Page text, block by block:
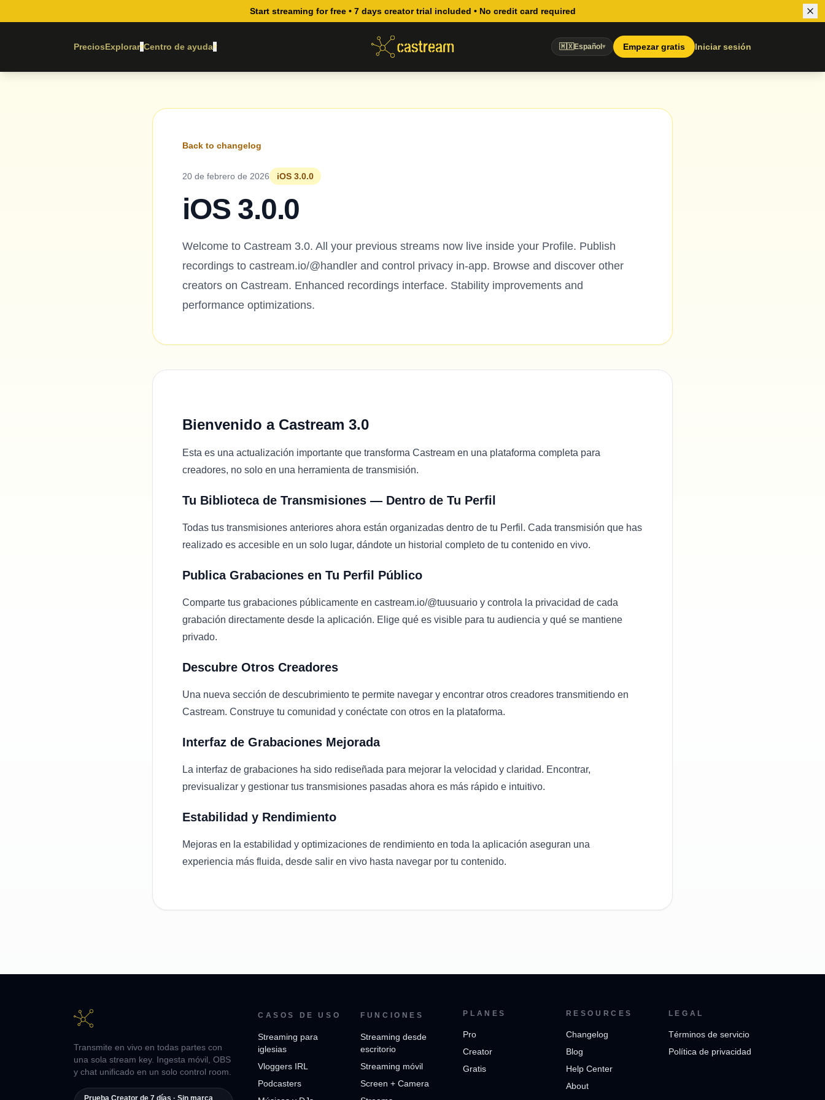
Start streaming for free • 7 days creator trial included • No credit card required
PreciosExplorar▾Centro de ayuda▾ 🇲🇽Español ▾ Empezar gratis Iniciar sesión
Back to changelog
20 de febrero de 2026 iOS 3.0.0
iOS 3.0.0
Welcome to Castream 3.0. All your previous streams now live inside your Profile. Publish
recordings to castream.io/@handler and control privacy in-app. Browse and discover other
creators on Castream. Enhanced recordings interface. Stability improvements and
performance optimizations.
Bienvenido a Castream 3.0
Esta es una actualización importante que transforma Castream en una plataforma completa para
creadores, no solo en una herramienta de transmisión.
Tu Biblioteca de Transmisiones — Dentro de Tu Perfil
Todas tus transmisiones anteriores ahora están organizadas dentro de tu Perfil. Cada transmisión que has
realizado es accesible en un solo lugar, dándote un historial completo de tu contenido en vivo.
Publica Grabaciones en Tu Perfil Público
Comparte tus grabaciones públicamente en castream.io/@tuusuario y controla la privacidad de cada
grabación directamente desde la aplicación. Elige qué es visible para tu audiencia y qué se mantiene
privado.
Descubre Otros Creadores
Una nueva sección de descubrimiento te permite navegar y encontrar otros creadores transmitiendo en
Castream. Construye tu comunidad y conéctate con otros en la plataforma.
Interfaz de Grabaciones Mejorada
La interfaz de grabaciones ha sido rediseñada para mejorar la velocidad y claridad. Encontrar,
previsualizar y gestionar tus transmisiones pasadas ahora es más rápido e intuitivo.
Estabilidad y Rendimiento
Mejoras en la estabilidad y optimizaciones de rendimiento en toda la aplicación aseguran una
experiencia más fluida, desde salir en vivo hasta navegar por tu contenido.
Transmite en vivo en todas partes con
una sola stream key. Ingesta móvil, OBS
y chat unificado en un solo control room.
Prueba Creator de 7 días · Sin marca
CASOS DE USO
Streaming para
iglesias
Vloggers IRL
Podcasters
FUNCIONES
Streaming desde
escritorio
Streaming móvil
Screen + Camera
PLANES
Pro
Creator
Gratis
RESOURCES
Changelog
Blog
Help Center
About
LEGAL
Términos de servicio
Política de privacidad